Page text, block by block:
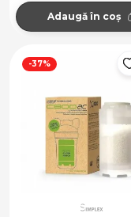
Adaugă în coș
-37%